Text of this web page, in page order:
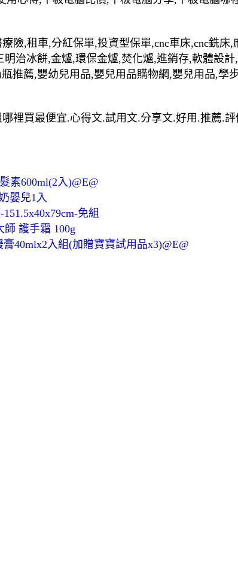
險,租車,分紅保單,投資型保單,cnc車床,cnc銑
治冰餅,金爐,環保金爐,焚化爐,進銷存,軟體設
推薦,嬰幼兒用品,嬰兒用品購物網,嬰兒用品,
裡買最便宜.心得文.試用文.分享文.好用.推薦.
素600ml(2入)@E@
嬰兒1入
免組
師 護手霜 100g
40mlx2入組(加贈寶寶試用品x3)@E@